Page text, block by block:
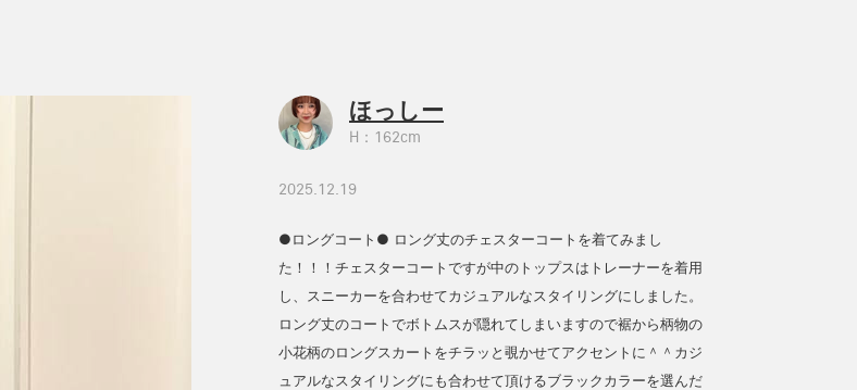
ほっしー
H：162cm
2025.12.19
●ロングコート● ロング丈のチェスターコートを着てみまし
た！！！チェスターコートですが中のトップスはトレーナーを着用
し、スニーカーを合わせてカジュアルなスタイリングにしました。
ロング丈のコートでボトムスが隠れてしまいますので裾から柄物の
小花柄のロングスカートをチラッと覗かせてアクセントに＾＾カジ
ュアルなスタイリングにも合わせて頂けるブラックカラーを選んだ